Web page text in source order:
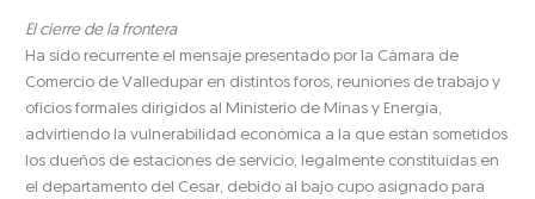
El cierre de la frontera
Ha sido recurrente el mensaje presentado por la Cámara de
Comercio de Valledupar en distintos foros, reuniones de trabajo y
oficios formales dirigidos al Ministerio de Minas y Energía,
advirtiendo la vulnerabilidad económica a la que están sometidos
los dueños de estaciones de servicio, legalmente constituidas en
el departamento del Cesar, debido al bajo cupo asignado para